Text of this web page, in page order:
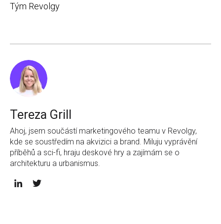
Tým Revolgy
Tereza Grill
Ahoj, jsem součástí marketingového teamu v Revolgy,
kde se soustředím na akvizici a brand. Miluju vyprávění
příběhů a sci-fi, hraju deskové hry a zajímám se o
architekturu a urbanismus.